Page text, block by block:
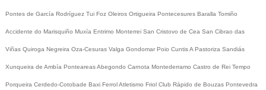
Pontes de García Rodríguez Tui Foz Oleiros Ortigueira Pontecesures Baralla Tomiño
Accidente do Marisquiño Muxía Entrimo Monterrei San Cristovo de Cea San Cibrao das
Viñas Quiroga Negreira Oza-Cesuras Valga Gondomar Poio CuntisA Pastoriza Sandiás
Xunqueira de Ambía PonteareasAbegondo Carnota Montederramo Castro de Rei Tempo
Porqueira Cerdedo-Cotobade Baxi FerrolAtletismo Friol Club Rápido de Bouzas Pontevedra